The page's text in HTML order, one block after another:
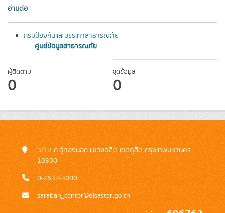
อ่านต่อ
กรมป้องกันและบรรเทาสาธารณภัย
ศูนย์ข้อมูลสาธารณภัย
ผู้ติดตาม
0
ชุดข้อมูล
0
3/12 ถ.อู่ทองนอก แขวงดุสิต เขตดุสิต กรุงเทพมหานคร
10300
0-2637-3000
saraban_center@disaster.go.th